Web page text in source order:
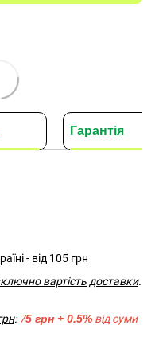
Гарантія
- від 105 грн
вартість доставки:
: 75 грн + 0.5% від суми